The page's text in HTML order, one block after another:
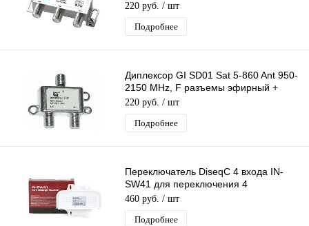
220 руб. / шт
Подробнее
Диплексор GI SD01 Sat 5-860 Ant 950-
2150 MHz, F разъемы эфирный +
спутниковый с проходом питания 2х1
220 руб. / шт
Подробнее
Переключатель DiseqC 4 входа IN-
SW41 для переключения 4
конвертеров одним ресивером
(приставкой)
460 руб. / шт
Подробнее